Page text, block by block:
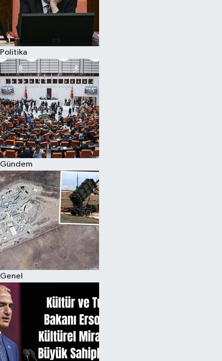
Politika
Gündem
Genel